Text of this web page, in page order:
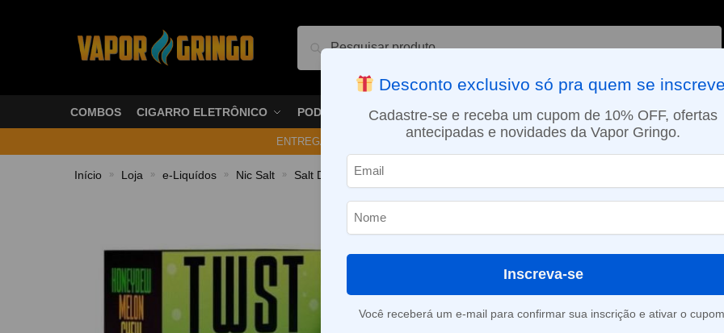
Pesquisar
COMBOS CIGARRO ELETRÔNICO PODS VAPORIZADOR DE ERVAS E-LIQUÍDOS NICOTINA ORAL
ENTREGA NO MESMO DIA EM SÃO PAULO (SEG A SEX): PEDIDOS APROVADOS ATÉ
Início » Loja » e-Liquídos » Nic Salt » Salt Doces e sobremesas
Liquido Twist
Honeydew
Este produto está fora
Desconto exclusivo só pra quem se
Cadastre-se e receba um cupom de 10% OFF, ofertas
antecipadas e novidades da Vapor Gringo.
Inscreva-se
Você receberá um e-mail para confirmar sua inscrição e ativar o